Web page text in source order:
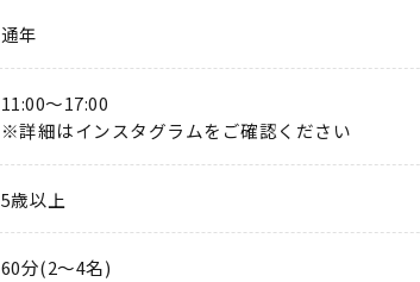
通年
11:00〜17:00
※詳細はインスタグラムをご確認ください
5歳以上
60分(2〜4名)